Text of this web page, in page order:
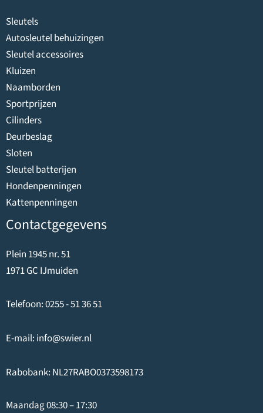
Sleutels
Autosleutel behuizingen
Sleutel accessoires
Kluizen
Naamborden
Sportprijzen
Cilinders
Deurbeslag
Sloten
Sleutel batterijen
Hondenpenningen
Kattenpenningen
Contactgegevens
Plein 1945 nr. 51
1971 GC IJmuiden
Telefoon:0255 - 51 36 51
E-mail: info@swier.nl
Rabobank: NL27RABO0373598173
Maandag 08:30 – 17:30